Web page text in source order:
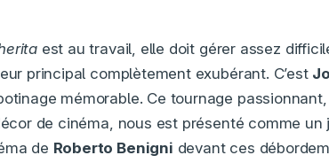
est au travail, elle doit gérer assez
principal complètement exubérant. C’est
mémorable. Ce tournage
de cinéma, nous est présenté comme
de Roberto Benigni devant ces